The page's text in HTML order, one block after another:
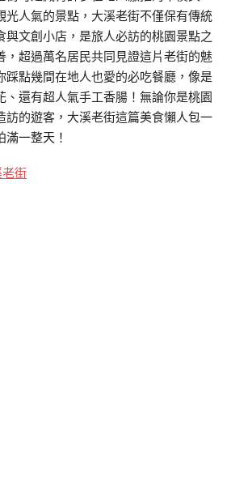
光人氣的景點，大溪老街不僅保有傳統
與文創小店，是旅人必訪的桃園景點之
，超過萬名居民共同見證這片老街的魅
踩點幾間在地人也愛的必吃餐廳，像是
、還有超人氣手工香腸！無論你是桃園
訪的遊客，大溪老街這篇美食懶人包一
滿一整天！
老街